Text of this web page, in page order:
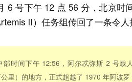
6 号下午 12 点 56 分，北京
II）任务组传回了一条令
部时间下午 12:56，阿尔忒弥斯 2 号
里）的地方，正式超越了 1970 年阿波